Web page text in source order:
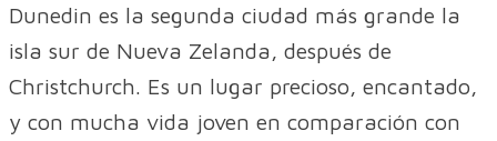
Dunedin es la segunda ciudad más grande la
isla sur de Nueva Zelanda, después de
Christchurch. Es un lugar precioso, encantado,
y con mucha vida joven en comparación con